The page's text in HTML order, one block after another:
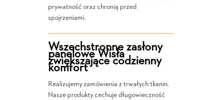
prywatność oraz chronią przed
spojrzeniami.
Wszechstronne zasłony
panelowe Wisła
zwiększające codzienny
komfort
Realizujemy zamówienia z trwałych tkanin.
Nasze produkty cechuje długowieczność